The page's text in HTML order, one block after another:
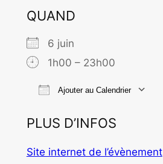
QUAND
6 juin
1h00 – 23h00
Ajouter au Calendrier
PLUS D’INFOS
Site internet de l’évènement